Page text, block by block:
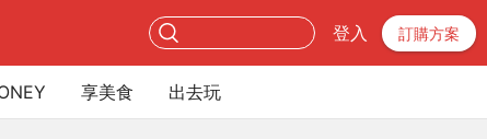
登入 訂購方案
享美食 出去玩